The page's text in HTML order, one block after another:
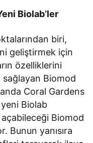
Biolab’ler
biri,
geliştirmek için
özelliklerini
sağlayan Biomod
Coral Gardens
Biolab
Biomod
Bunun yanısıra